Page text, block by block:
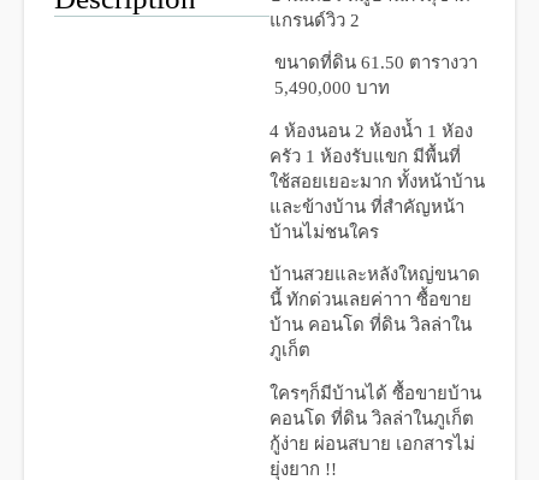
แกรนด์วิว 2
ขนาดที่ดิน 61.50 ตารางวา
5,490,000 บาท
4 ห้องนอน 2 ห้องน้ำ 1 หัอง
ครัว 1 ห้องรับแขก มีพื้นที่
ใช้สอยเยอะมาก ทั้งหน้าบ้าน
และข้างบ้าน ที่สำคัญหน้า
บ้านไม่ชนใคร
บ้านสวยและหลังใหญ่ขนาด
นี้ ทักด่วนเลยค่าาา ซื้อขาย
บ้าน คอนโด ที่ดิน วิลล่าใน
ภูเก็ต
ใครๆก็มีบ้านได้ ซื้อขายบ้าน
คอนโด ที่ดิน วิลล่าในภูเก็ต
กู้ง่าย ผ่อนสบาย เอกสารไม่
ยุ่งยาก !!